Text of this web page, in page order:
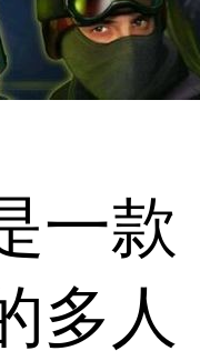
一款
多人